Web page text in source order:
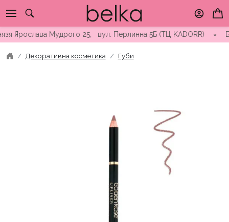
to
content
Мудрого 25, вул. Перлинна 5Б (ТЦ KADORR) ∘
Декоративна косметика Губи